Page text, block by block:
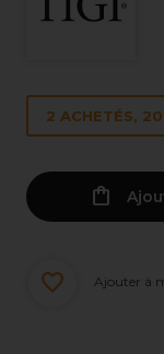
2 ACHETÉS,
Ajouter à